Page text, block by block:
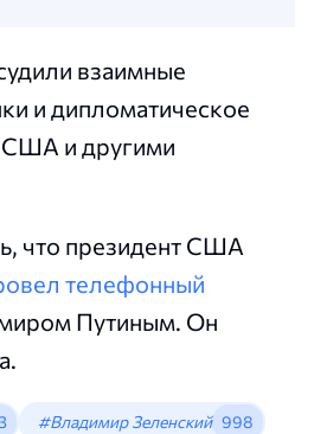
взаимные
и дипломатическое
США и другими
что президент США
телефонный
Путиным. Он
#Владимир Зеленский 998